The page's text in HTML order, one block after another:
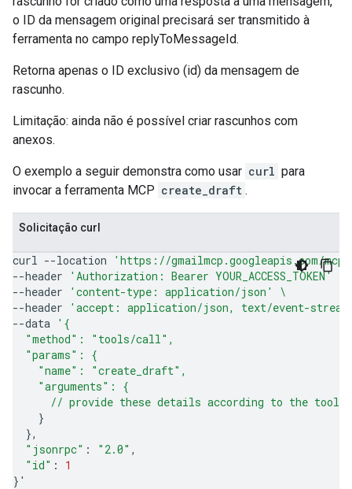
o ID da mensagem original precisará ser transmitido à
ferramenta no campo replyToMessageId.
Retorna apenas o ID exclusivo (id) da mensagem de
rascunho.
Limitação: ainda não é possível criar rascunhos com
anexos.
O exemplo a seguir demonstra como usar curl para
invocar a ferramenta MCP create_draft .
Solicitação curl
curl --location
'https://gmailmcp.googleapis.com/
--header
'Authorization: Bearer YOUR_ACCESS_TOKEN'
--header
'content-type: application/json'
\
--header
'accept: application/json, text/event-
--data '{
  "method": "tools/call",
  "params": {
    "name": "create_draft",
    "arguments": {
      // provide these details according to the tool'
}
}
"jsonrpc" : "2.0"
"id" :
1
} '